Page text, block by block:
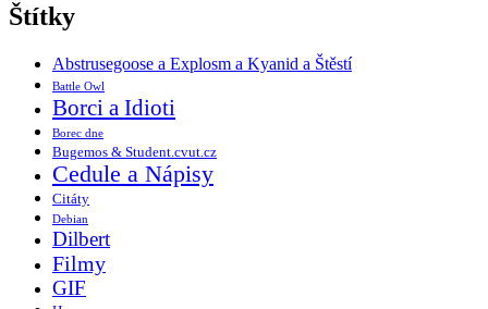
Štítky
Abstrusegoose a Explosm a Kyanid a Štěstí
Battle Owl
Borci a Idioti
Borec dne
Bugemos & Student.cvut.cz
Cedule a Nápisy
Citáty
Debian
Dilbert
Filmy
GIF